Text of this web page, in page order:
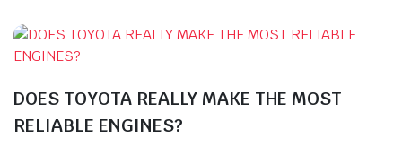
DOES TOYOTA REALLY MAKE THE MOST
RELIABLE ENGINES?